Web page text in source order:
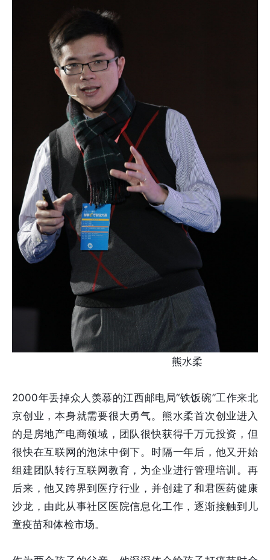
熊水柔
2000年丢掉众人羡慕的江西邮电局“铁饭碗”工作来北
京创业，本身就需要很大勇气。熊水柔首次创业进入
的是房地产电商领域，团队很快获得千万元投资，但
很快在互联网的泡沫中倒下。时隔一年后，他又开始
组建团队转行互联网教育，为企业进行管理培训。再
后来，他又跨界到医疗行业，并创建了和君医药健康
沙龙，由此从事社区医院信息化工作，逐渐接触到儿
童疫苗和体检市场。